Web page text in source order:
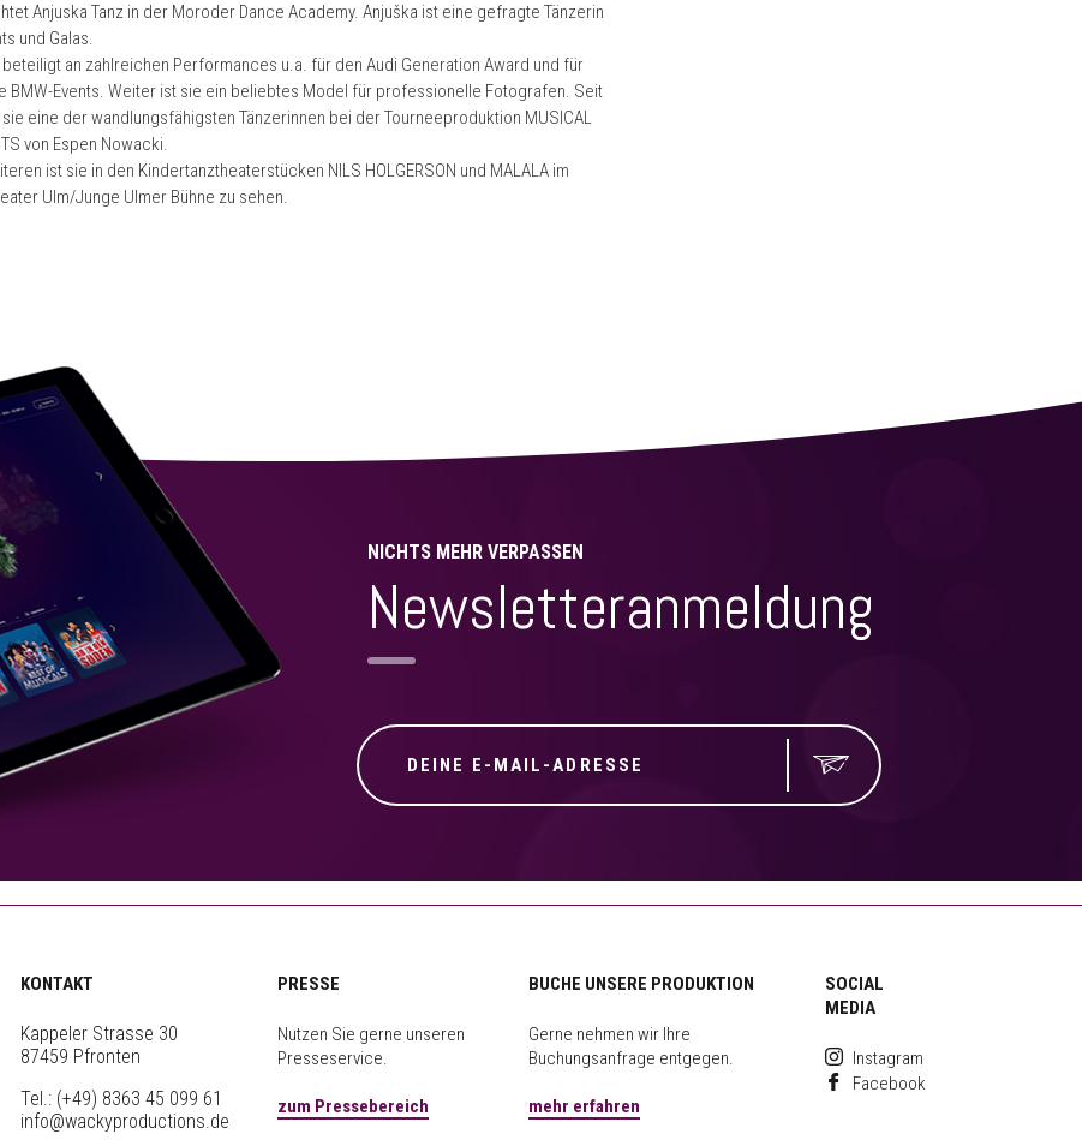
Anjuska Tanz in der Moroder Dance Academy. Anjuška ist eine gefragte Tänzerin
und Galas.
an zahlreichen Performances u.a. für den Audi Generation Award und für
BMW-Events. Weiter ist sie ein beliebtes Model für professionelle Fotografen. Seit
sie eine der wandlungsfähigsten Tänzerinnen bei der Tourneeproduktion MUSICAL
von Espen Nowacki.
ist sie in den Kindertanztheaterstücken NILS HOLGERSON und MALALA im
Ulm/Junge Ulmer Bühne zu sehen.
NICHTS MEHR VERPASSEN
Newsletteranmeldung
KONTAKT
Kappeler Strasse 30
87459 Pfronten
Tel.: (+49) 8363 45 099 61
info@wackyproductions.de
PRESSE
Nutzen Sie gerne unseren
Presseservice.
zum Pressebereich
BUCHE UNSERE PRODUKTION
Gerne nehmen wir Ihre
Buchungsanfrage entgegen.
mehr erfahren
SOCIAL
MEDIA
Instagram
Facebook